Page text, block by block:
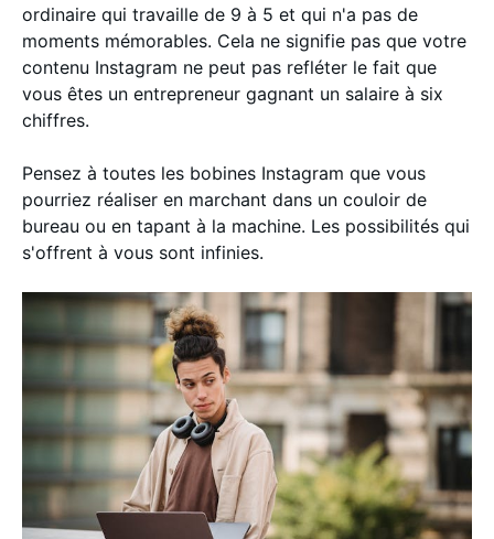
ordinaire qui travaille de 9 à 5 et qui n'a pas de
moments mémorables. Cela ne signifie pas que votre
contenu Instagram ne peut pas refléter le fait que
vous êtes un entrepreneur gagnant un salaire à six
chiffres.
Pensez à toutes les bobines Instagram que vous
pourriez réaliser en marchant dans un couloir de
bureau ou en tapant à la machine. Les possibilités qui
s'offrent à vous sont infinies.